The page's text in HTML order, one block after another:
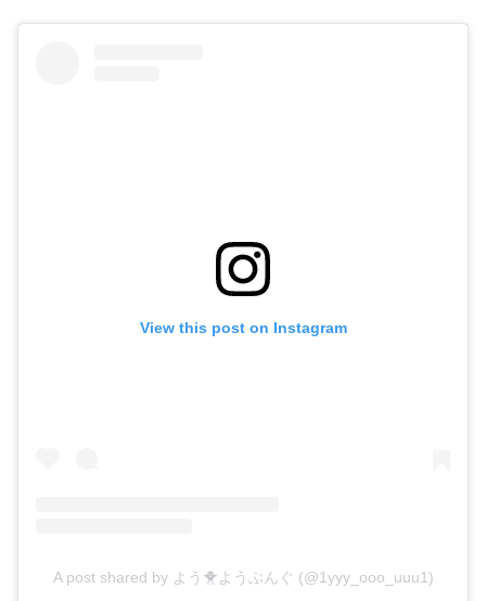
View this post on Instagram
A post shared by よう🐥ようぶんぐ (@1yyy_ooo_uuu1)